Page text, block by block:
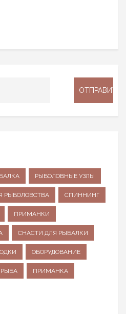
РЫБОЛОВНЫЕ УЗЛЫ
РЫБОЛОВСТВА СПИННИНГ
ПРИМАНКИ
СНАСТИ ДЛЯ РЫБАЛКИ
ОБОРУДОВАНИЕ
РЫБА ПРИМАНКА